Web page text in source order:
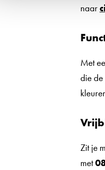
naar
Met
die
Zit je
met